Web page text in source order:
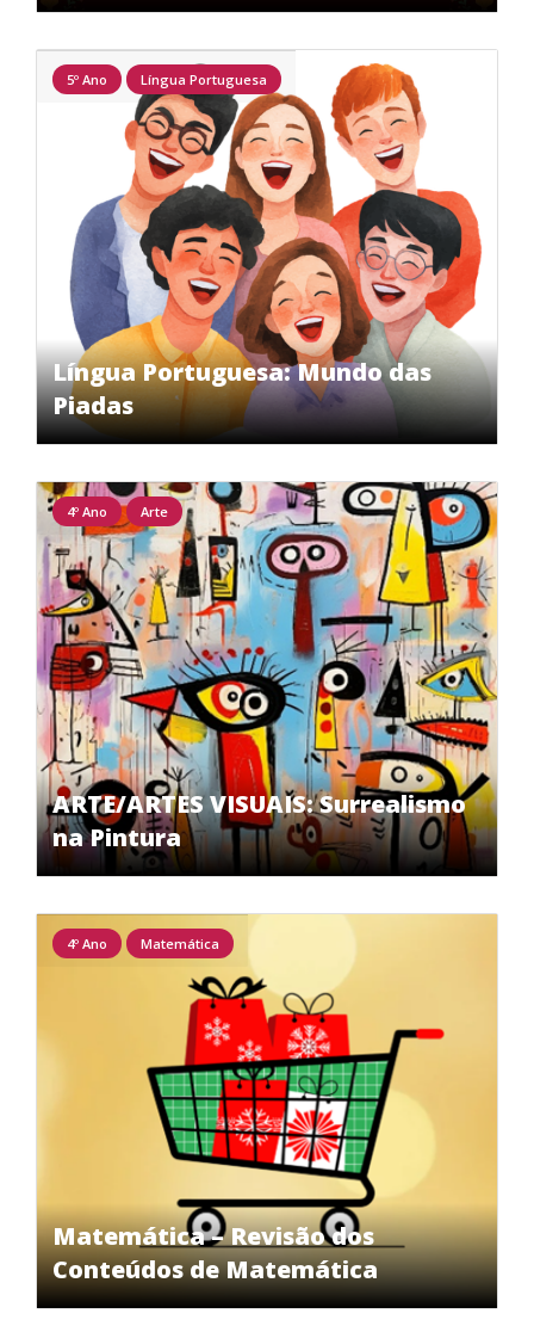
Língua Portuguesa: Mundo das
Piadas
5º Ano Língua Portuguesa
ARTE/ARTES VISUAIS: Surrealismo
na Pintura
4º Ano Arte
Matemática – Revisão dos
Conteúdos de Matemática
4º Ano Matemática